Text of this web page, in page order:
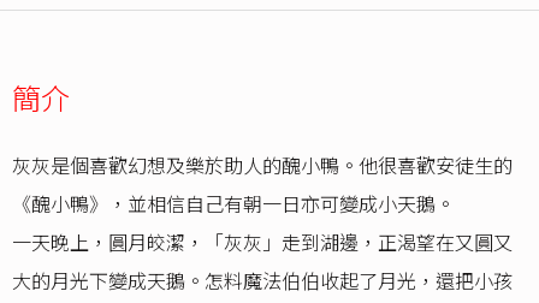
簡介
灰灰是個喜歡幻想及樂於助人的醜小鴨。他很喜歡安徒生的
《醜小鴨》，並相信自己有朝一日亦可變成小天鵝。
一天晚上，圓月皎潔，「灰灰」走到湖邊，正渴望在又圓又
大的月光下變成天鵝。怎料魔法伯伯收起了月光，還把小孩